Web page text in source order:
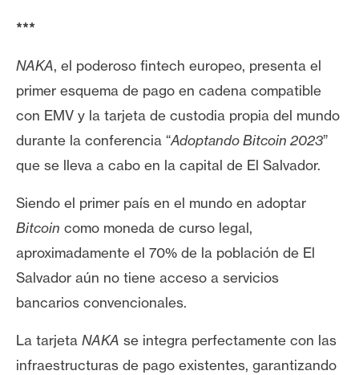
E
t
h
e
r
e
m
I
A
A
n
***
NAKA, el poderoso fintech europeo, presenta el
primer esquema de pago en cadena compatible
con EMV y la tarjeta de custodia propia del mundo
durante la conferencia “Adoptando Bitcoin 2023”
que se lleva a cabo en la capital de El Salvador.
Siendo el primer país en el mundo en adoptar
Bitcoin como moneda de curso legal,
aproximadamente el 70% de la población de El
Salvador aún no tiene acceso a servicios
bancarios convencionales.
La tarjeta NAKA se integra perfectamente con las
infraestructuras de pago existentes, garantizando